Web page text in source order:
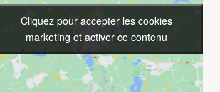
Cliquez pour accepter les cookies
marketing et activer ce contenu
Cliquez pour accepter les cookies
marketing et activer ce contenu